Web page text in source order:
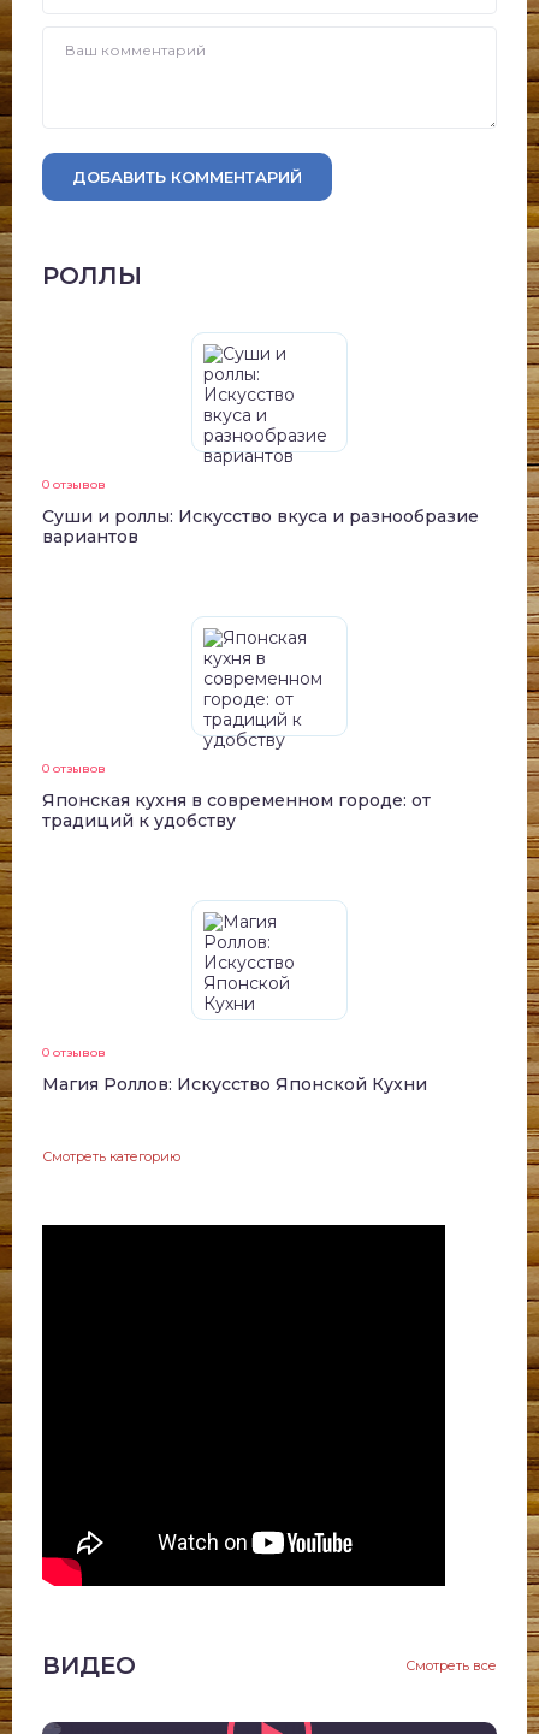
ДОБАВИТЬ КОММЕНТАРИЙ
РОЛЛЫ
0 отзывов
Суши и роллы: Искусство вкуса и разнообразие
вариантов
0 отзывов
Японская кухня в современном городе: от
традиций к удобству
0 отзывов
Магия Роллов: Искусство Японской Кухни
Смотреть категорию
ВИДЕО Смотреть все